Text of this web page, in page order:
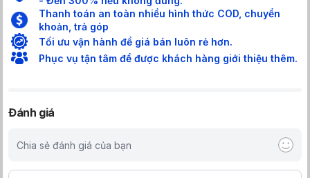
Thanh toán an toàn nhiều hình thức COD, chuyển
khoản, trả góp
Tối ưu vận hành để giá bán luôn rẻ hơn.
Phục vụ tận tâm để được khách hàng giới thiệu thêm.
Đánh giá
Chia sẻ đánh giá của bạn